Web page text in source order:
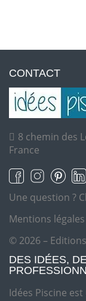
CONTACT
8 chemin des
France
Une question ?
Mentions légales
© 2026 –
DES IDÉES,
Idées Piscine